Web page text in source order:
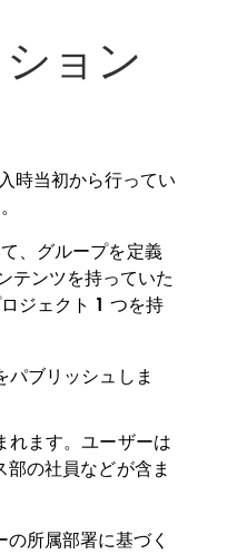
ョン
時当初から行ってい
、グループを定義
テンツを持っていた
ジェクト 1 つを持
ブリッシュしま
れます。ユーザーは
の社員などが含ま
所属部署に基づく